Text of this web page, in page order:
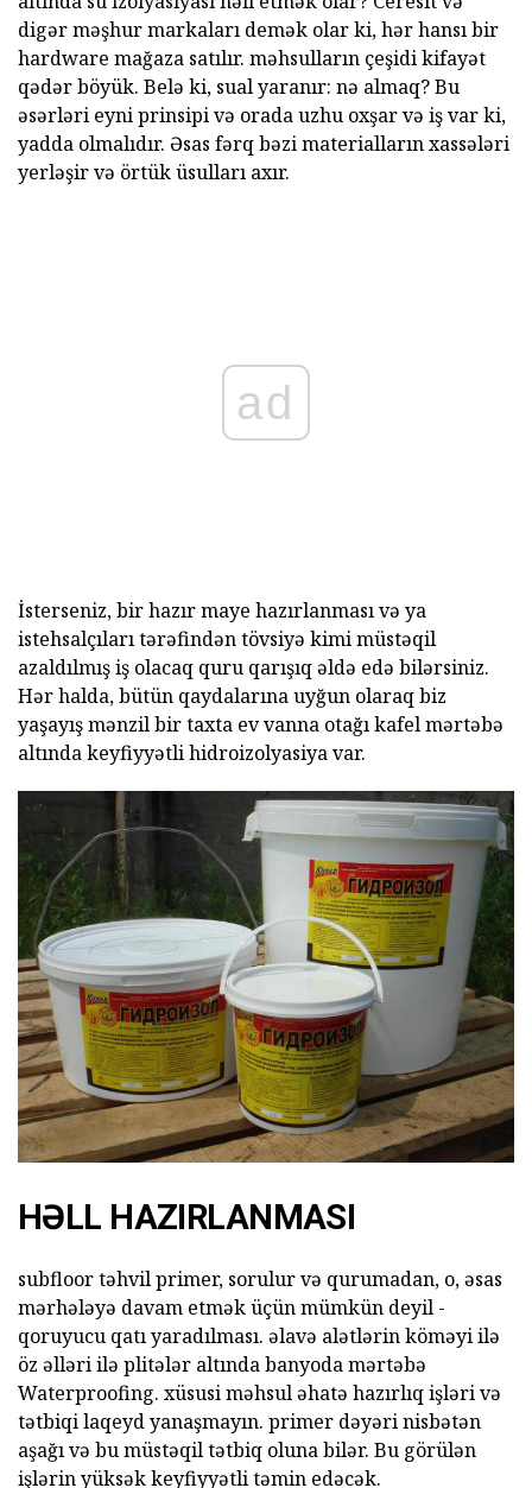
digər məşhur markaları demək olar ki, hər hansı bir
hardware mağaza satılır. məhsulların çeşidi kifayət
qədər böyük. Belə ki, sual yaranır: nə almaq? Bu
əsərləri eyni prinsipi və orada uzhu oxşar və iş var ki,
yadda olmalıdır. Əsas fərq bəzi materialların xassələri
yerləşir və örtük üsulları axır.
ad
İsterseniz, bir hazır maye hazırlanması və ya
istehsalçıları tərəfindən tövsiyə kimi müstəqil
azaldılmış iş olacaq quru qarışıq əldə edə bilərsiniz.
Hər halda, bütün qaydalarına uyğun olaraq biz
yaşayış mənzil bir taxta ev vanna otağı kafel mərtəbə
altında keyfiyyətli hidroizolyasiya var.
HƏLL HAZIRLANMASI
subfloor təhvil primer, sorulur və qurumadan, o, əsas
mərhələyə davam etmək üçün mümkün deyil -
qoruyucu qatı yaradılması. əlavə alətlərin köməyi ilə
öz əlləri ilə plitələr altında banyoda mərtəbə
Waterproofing. xüsusi məhsul əhatə hazırlıq işləri və
tətbiqi laqeyd yanaşmayın. primer dəyəri nisbətən
aşağı və bu müstəqil tətbiq oluna bilər. Bu görülən
işlərin yüksək keyfiyyətli təmin edəcək.